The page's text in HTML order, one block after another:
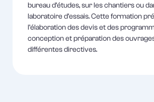
bureau d’études, sur les chantiers ou
laboratoire d’essais. Cette formation
l’élaboration des devis et des
conception et préparation des
différentes directives.